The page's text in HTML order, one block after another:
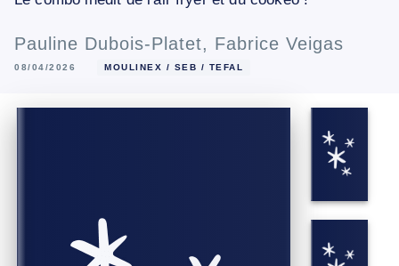
Pauline Dubois-Platet, Fabrice Veigas
08/04/2026 MOULINEX / SEB / TEFAL